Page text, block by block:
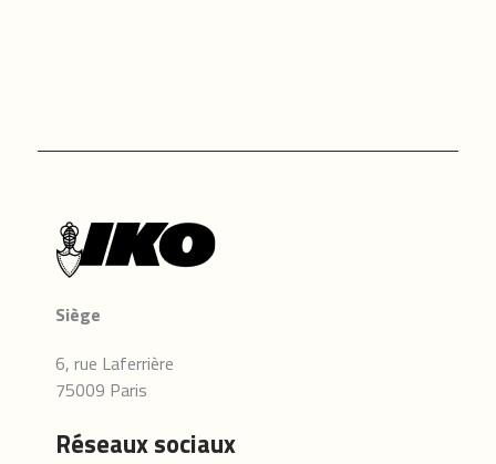
Siège
6, rue Laferrière
75009 Paris
Réseaux sociaux